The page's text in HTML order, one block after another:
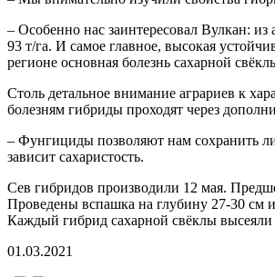
– Особенно нас заинтересовал Вулкан:
93 т/га. И самое главное, высокая
регионе основная болезнь сахарной
Столь детальное внимание аграриев к
болезням гибриды проходят через
– Фунгициды позволяют нам сохранить
зависит сахаристость.
Сев гибридов производили 12 мая.
Проведены вспашка на глубину 27-30 см
Каждый гибрид сахарной свёклы
01.03.2021